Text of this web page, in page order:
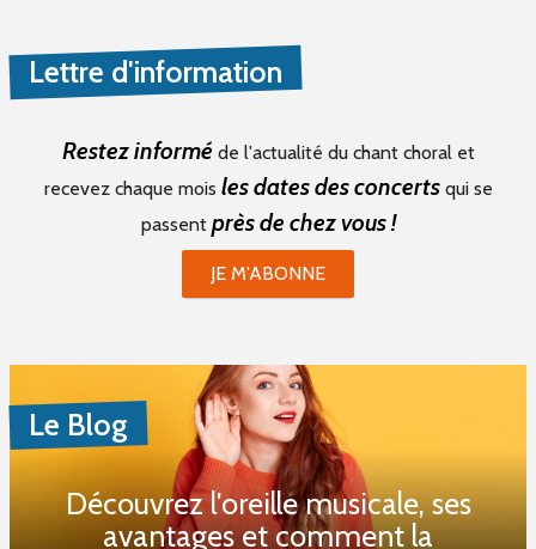
Lettre d'information
Restez informé de l'actualité du chant choral et
recevez chaque mois les dates des concertsqui se
passent près de chez vous !
JE M'ABONNE
Le Blog
Découvrez l'oreille musicale, ses
avantages et comment la